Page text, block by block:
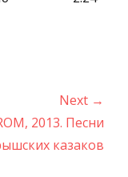
Next →
2013. Песни
казаков